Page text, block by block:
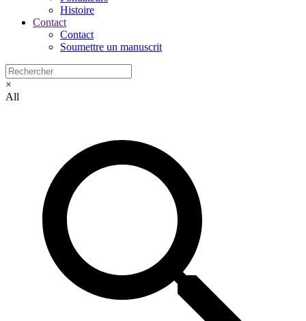
Histoire
Contact
Contact
Soumettre un manuscrit
×
All